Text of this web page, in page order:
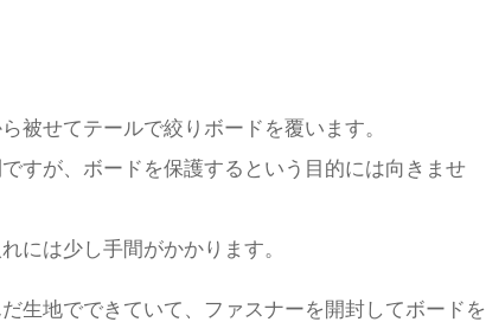
被せてテールで絞りボードを覆います。
すが、ボードを保護するという目的には向きませ
には少し手間がかかります。
生地でできていて、ファスナーを開封してボードを